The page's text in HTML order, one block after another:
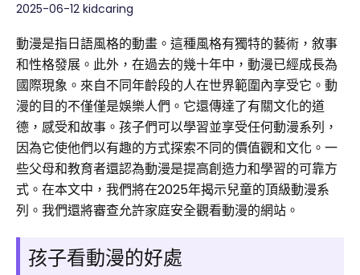
2025-06-12 kidcaring
動漫是指日語風格的動畫。這種風格有獨特的藝術，敘事
和性格發展。此外，在過去的幾十年中，動漫已經成長為
國際現象。來自不同年齡段的人在世界範圍內享受它。動
漫的目的不僅僅是娛樂人們。它還傳達了有關文化的道
德，感受和故事。孩子們可以學習並享受任何動漫系列，
因為它使他們以有趣的方式探索不同的價值觀和文化。一
些父母和教育者還認為動漫是提高創造力和學習的可靠方
式。在本文中，我們將在2025年揭示兒童的頂級動漫系
列。我們還將審查允許家庭安全觀看動漫的網站。
孩子看動漫的好處